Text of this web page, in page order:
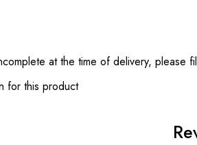
at the time of delivery,
for this product